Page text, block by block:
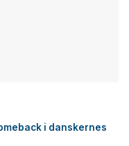
i danskernes